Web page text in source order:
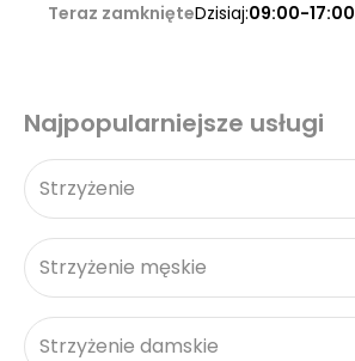
Teraz zamknięteDzisiaj:09:00-17:00
Najpopularniejsze usługi
Strzyżenie
Strzyżenie męskie
Strzyżenie damskie